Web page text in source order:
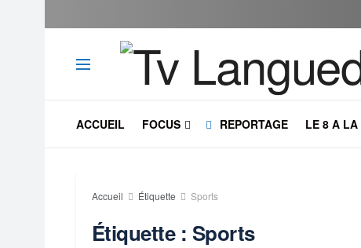
ACCUEIL FOCUS REPORTAGE LE 8 A LA
Accueil Étiquette Sports
Étiquette : Sports